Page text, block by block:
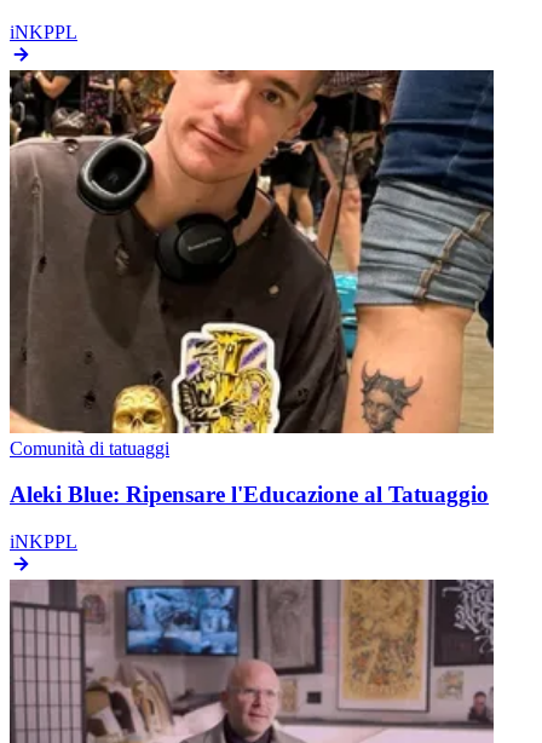
iNKPPL
Comunità di tatuaggi
Aleki Blue: Ripensare l'Educazione al Tatuaggio
iNKPPL